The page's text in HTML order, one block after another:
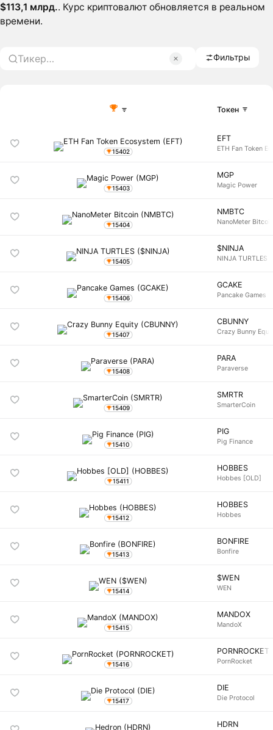
$113,1 млрд.. Курс криптовалют обновляется в реальном
времени.
Фильтры
Токен
15402
EFT
ETH Fan Token
15403
MGP
Magic Power
15404
NMBTC
NanoMeter
15405
$NINJA
NINJA TURTLES
15406
GCAKE
Pancake Games
15407
CBUNNY
Crazy Bunny
15408
PARA
Paraverse
15409
SMRTR
SmarterCoin
15410
PIG
Pig Finance
15411
HOBBES
Hobbes [OLD]
15412
HOBBES
Hobbes
15413
BONFIRE
Bonfire
15414
$WEN
WEN
15415
MANDOX
MandoX
15416
PORNROCKET
PornRocket
15417
DIE
Die Protocol
HDRN